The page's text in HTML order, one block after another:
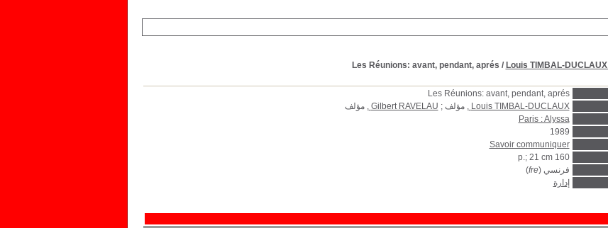
Les Réunions: avant, pendant, aprés / Louis TIMBAL-DUCLAUX
Les Réunions: avant, pendant, aprés
Louis TIMBAL-DUCLAUX , مؤلف ; Gilbert RAVELAU , مؤلف
Paris : Alyssa
1989
Savoir communiquer
160 p.; 21 cm
فرنسي (fre
)
إدارة